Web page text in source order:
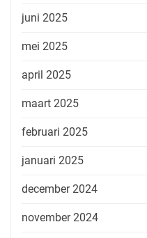
juni 2025
mei 2025
april 2025
maart 2025
februari 2025
januari 2025
december 2024
november 2024